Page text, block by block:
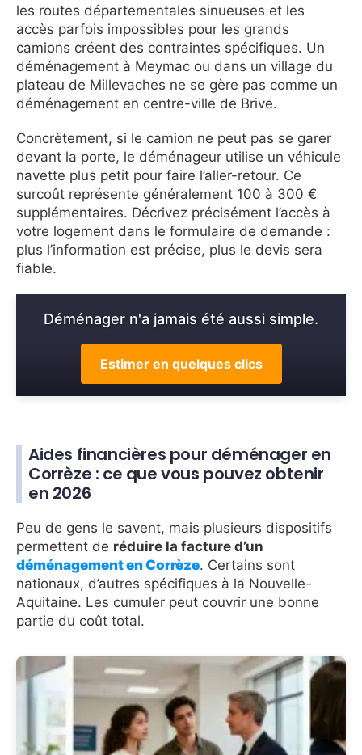
les routes départementales sinueuses et les
accès parfois impossibles pour les grands
camions créent des contraintes spécifiques. Un
déménagement à Meymac ou dans un village du
plateau de Millevaches ne se gère pas comme un
déménagement en centre-ville de Brive.
Concrètement, si le camion ne peut pas se garer
devant la porte, le déménageur utilise un véhicule
navette plus petit pour faire l’aller-retour. Ce
surcoût représente généralement 100 à 300 €
supplémentaires. Décrivez précisément l’accès à
votre logement dans le formulaire de demande :
plus l’information est précise, plus le devis sera
fiable.
Déménager n'a jamais été aussi simple.
Estimer en quelques clics
Aides financières pour déménager en
Corrèze : ce que vous pouvez obtenir
en 2026
Peu de gens le savent, mais plusieurs dispositifs
permettent de réduire la facture d’un
déménagement en Corrèze. Certains sont
nationaux, d’autres spécifiques à la Nouvelle-
Aquitaine. Les cumuler peut couvrir une bonne
partie du coût total.